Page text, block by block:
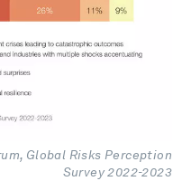
Global Risks Perception
Survey 2022-2023